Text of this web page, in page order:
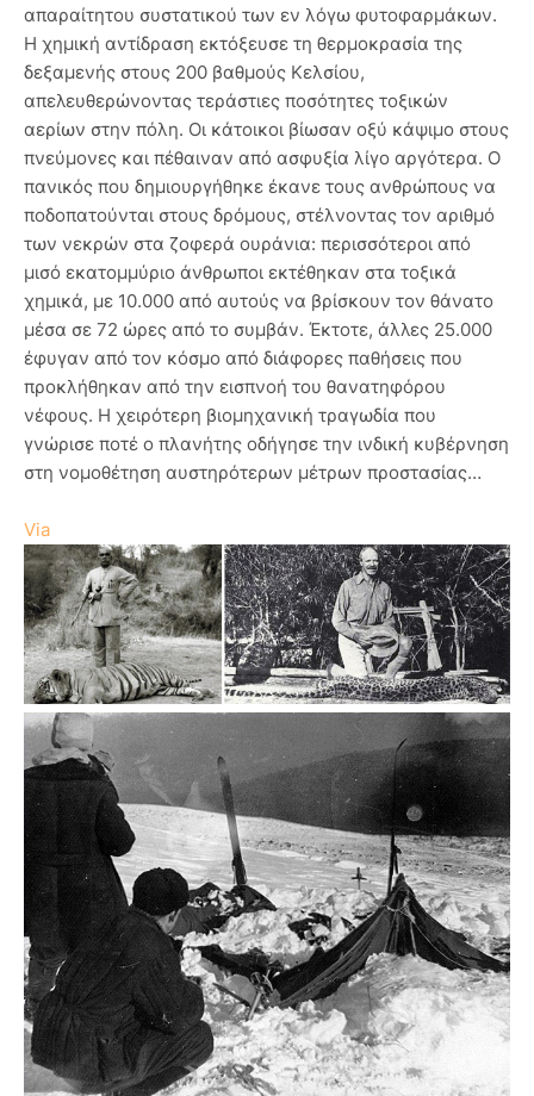
απαραίτητου συστατικού των εν λόγω φυτοφαρμάκων.
Η χημική αντίδραση εκτόξευσε τη θερμοκρασία της
δεξαμενής στους 200 βαθμούς Κελσίου,
απελευθερώνοντας τεράστιες ποσότητες τοξικών
αερίων στην πόλη. Οι κάτοικοι βίωσαν οξύ κάψιμο στους
πνεύμονες και πέθαιναν από ασφυξία λίγο αργότερα. Ο
πανικός που δημιουργήθηκε έκανε τους ανθρώπους να
ποδοπατούνται στους δρόμους, στέλνοντας τον αριθμό
των νεκρών στα ζοφερά ουράνια: περισσότεροι από
μισό εκατομμύριο άνθρωποι εκτέθηκαν στα τοξικά
χημικά, με 10.000 από αυτούς να βρίσκουν τον θάνατο
μέσα σε 72 ώρες από το συμβάν. Έκτοτε, άλλες 25.000
έφυγαν από τον κόσμο από διάφορες παθήσεις που
προκλήθηκαν από την εισπνοή του θανατηφόρου
νέφους. Η χειρότερη βιομηχανική τραγωδία που
γνώρισε ποτέ ο πλανήτης οδήγησε την ινδική κυβέρνηση
στη νομοθέτηση αυστηρότερων μέτρων προστασίας…
Via